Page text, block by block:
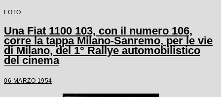
FOTO
Una Fiat 1100 103, con il numero 106,
corre la tappa Milano-Sanremo, per le vie
di Milano, del 1° Rallye automobilistico
del cinema
06 MARZO 1954